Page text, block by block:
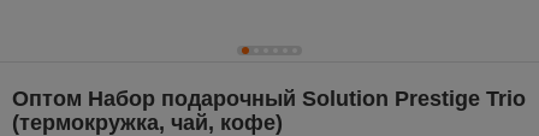
Оптом Набор подарочный Solution Prestige Trio
(термокружка, чай, кофе)